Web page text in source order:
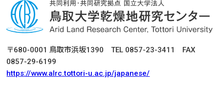
〒680-0001 鳥取市浜坂1390 TEL 0857-23-3411 FAX
0857-29-6199
https://www.alrc.tottori-u.ac.jp/japanese/